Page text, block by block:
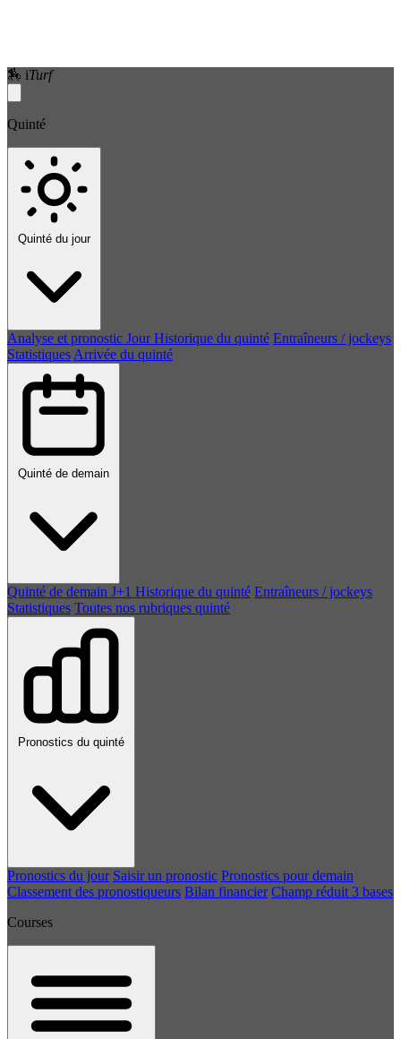
🏇 iTurf
Quinté
Quinté du jour
Analyse et pronostic Jour Historique du quinté Entraîneurs / jockeys
Statistiques Arrivée du quinté
Quinté de demain
Quinté de demain J+1 Historique du quinté Entraîneurs / jockeys
Statistiques Toutes nos rubriques quinté
Pronostics du quinté
Pronostics du jour Saisir un pronostic Pronostics pour demain
Classement des pronostiqueurs Bilan financier Champ réduit 3 bases
Courses